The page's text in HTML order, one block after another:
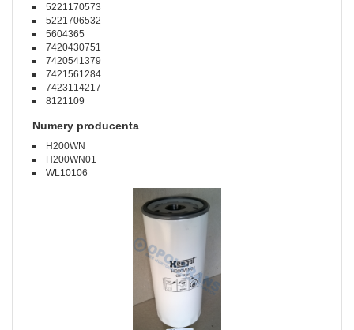
5221170573
5221706532
5604365
7420430751
7420541379
7421561284
7423114217
8121109
Numery producenta
H200WN
H200WN01
WL10106